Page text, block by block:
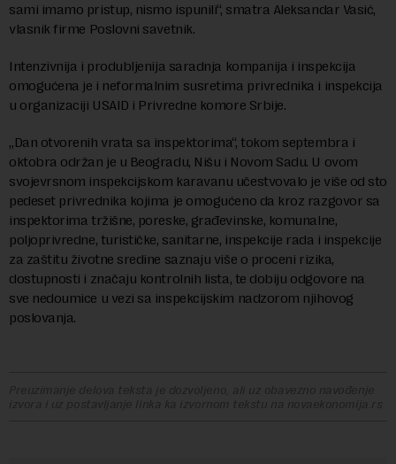
sami imamo pristup, nismo ispunili“, smatra Aleksandar Vasić,
vlasnik firme Poslovni savetnik.
Intenzivnija i produbljenija saradnja kompanija i inspekcija
omogućena je i neformalnim susretima privrednika i inspekcija
u organizaciji USAID i Privredne komore Srbije.
„Dan otvorenih vrata sa inspektorima“, tokom septembra i
oktobra održan je u Beogradu, Nišu i Novom Sadu. U ovom
svojevrsnom inspekcijskom karavanu učestvovalo je više od sto
pedeset privrednika kojima je omogućeno da kroz razgovor sa
inspektorima tržišne, poreske, građevinske, komunalne,
poljoprivredne, turističke, sanitarne, inspekcije rada i inspekcije
za zaštitu životne sredine saznaju više o proceni rizika,
dostupnosti i značaju kontrolnih lista, te dobiju odgovore na
sve nedoumice u vezi sa inspekcijskim nadzorom njihovog
poslovanja.
Preuzimanje delova teksta je dozvoljeno, ali uz obavezno navođenje
izvora i uz postavljanje linka ka izvornom tekstu na novaekonomija.rs